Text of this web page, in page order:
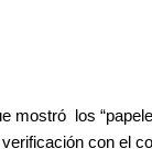
mostró  los
con el